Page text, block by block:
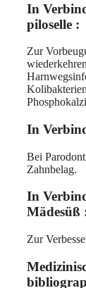
In
piloselle :
Zur
In
Bei
Zahnbelag.
In
Mädesüß
Zur